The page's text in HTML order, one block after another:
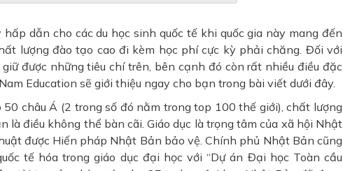
dẫn cho các du học sinh quốc tế khi quốc gia này mang đến
lượng đào tạo cao đi kèm học phí cực kỳ phải chăng. Đối với
được những tiêu chí trên, bên cạnh đó còn rất nhiều điều đặc
Education sẽ giới thiệu ngay cho bạn trong bài viết dưới đây.
châu Á (2 trong số đó nằm trong top 100 thế giới), chất lượng
là điều không thể bàn cãi. Giáo dục là trọng tâm của xã hội Nhật
được Hiến pháp Nhật Bản bảo vệ. Chính phủ Nhật Bản cũng
tế hóa trong giáo dục đại học với “Dự án Đại học Toàn cầu